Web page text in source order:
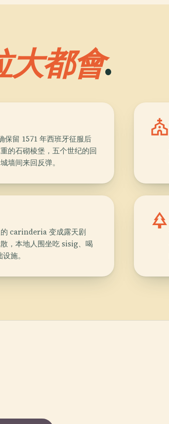
大都會.
保留 1571 年西班牙征服后
的石砌棱堡，五个世纪的回
墙间来回反弹。
church
carinderia 变成露天剧
，本地人围坐吃 sisig、喝
施。
park